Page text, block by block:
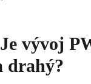
vývoj
drahý?